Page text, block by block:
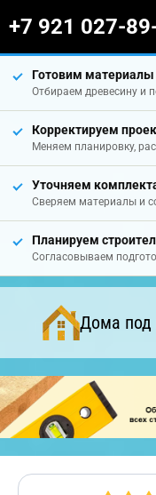
+7 921 027-
Готовим
Отбираем древесину и
Корректируем
Меняем планировку,
Уточняем
Сверяем материалы и
Планируем
Согласовываем
Дома под